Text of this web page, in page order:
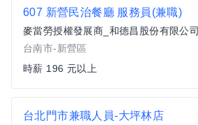
607 新營民治餐廳 服務員(兼職)
麥當勞授權發展商_和德昌股份有限公司
台南市-新營區
時薪 196 元以上
台北門市兼職人員-大坪林店